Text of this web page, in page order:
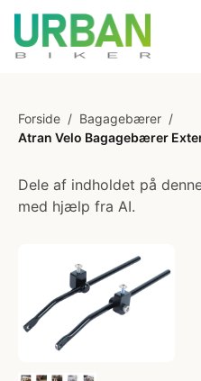
Forside / Bagagebærer /
Atran Velo Bagagebærer
Dele af indholdet på
med hjælp fra AI.